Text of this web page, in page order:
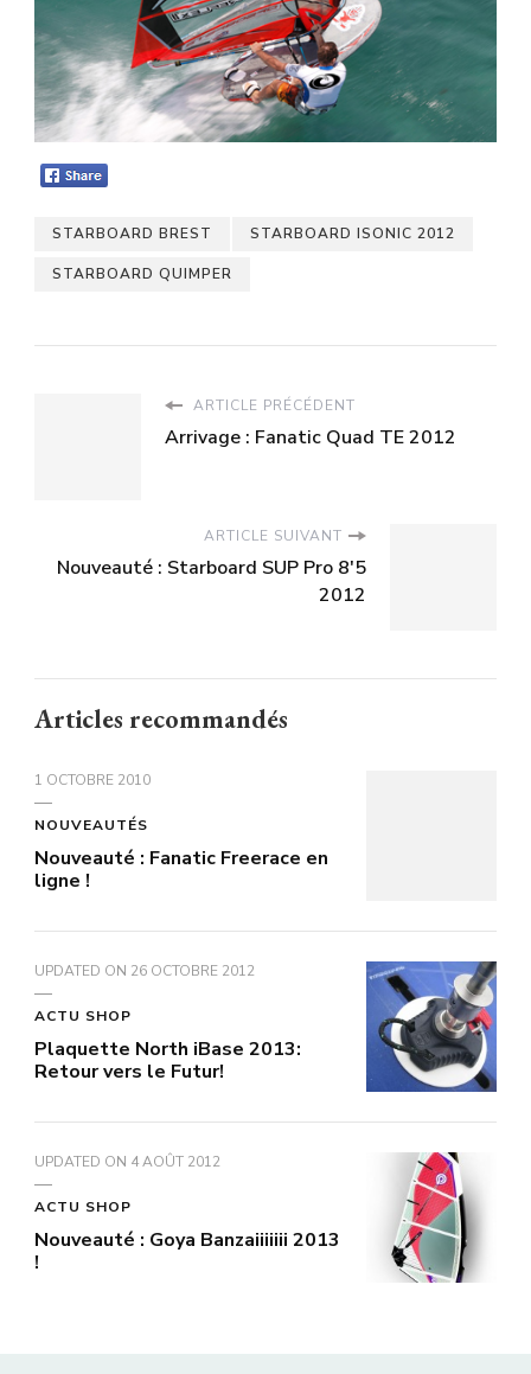
STARBOARD BREST STARBOARD ISONIC 2012
STARBOARD QUIMPER
ARTICLE PRÉCÉDENT
Arrivage : Fanatic Quad TE 2012
ARTICLE SUIVANT
Nouveauté : Starboard SUP Pro 8'5
2012
Articles recommandés
1 OCTOBRE 2010
NOUVEAUTÉS
Nouveauté : Fanatic Freerace en
ligne !
UPDATED ON 26 OCTOBRE 2012
ACTU SHOP
Plaquette North iBase 2013:
Retour vers le Futur!
UPDATED ON 4 AOÛT 2012
ACTU SHOP
Nouveauté : Goya Banzaiiiiiii 2013
!